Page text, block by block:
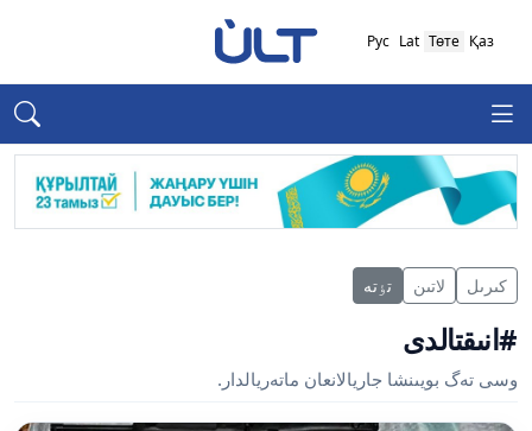
Қаз
Төте
Lat
Рус
كىرىل لاتىن تٶتە
#انىقتالدى
وسى تەگ بويىنشا جاريالانعان ماتەريالدار.